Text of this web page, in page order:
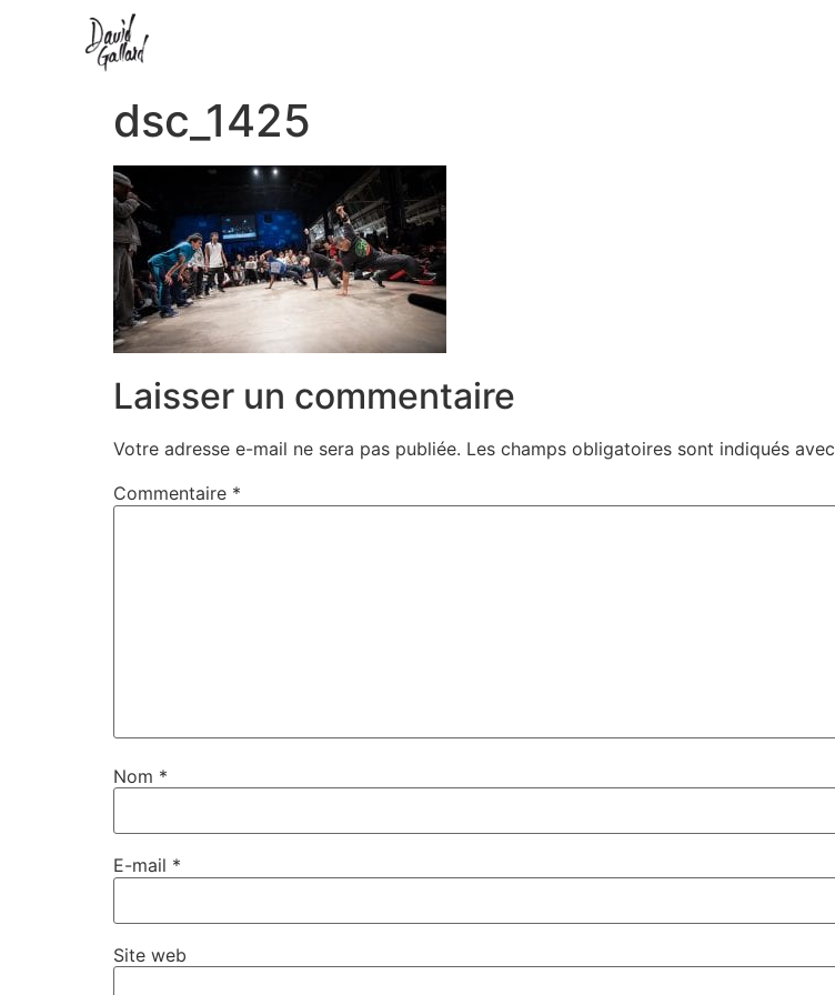
dsc_1425
Laisser un commentaire
Votre adresse e-mail ne sera pas publiée. Les champs obligatoires sont indiqués avec
Commentaire *
Nom *
E-mail *
Site web